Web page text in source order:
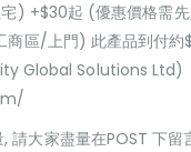
) +$30起 (優惠價格需
區/上門) 此產品到付約
Global Solutions Ltd)
請大家盡量在POST 下留